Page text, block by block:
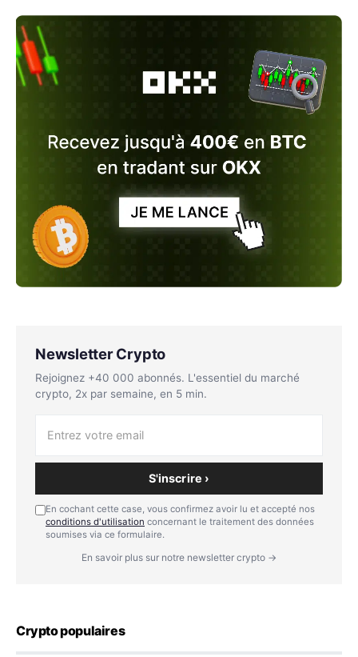
Newsletter Crypto
Rejoignez +40 000 abonnés. L'essentiel du marché
crypto, 2x par semaine, en 5 min.
S'inscrire ›
En cochant cette case, vous confirmez avoir lu et accepté nos
conditions d'utilisation concernant le traitement des données
soumises via ce formulaire.
En savoir plus sur notre newsletter crypto →
Crypto populaires